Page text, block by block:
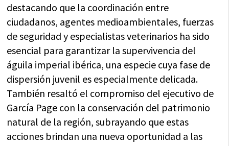
destacando que la coordinación entre
ciudadanos, agentes medioambientales, fuerzas
de seguridad y especialistas veterinarios ha sido
esencial para garantizar la supervivencia del
águila imperial ibérica, una especie cuya fase de
dispersión juvenil es especialmente delicada.
También resaltó el compromiso del ejecutivo de
García Page con la conservación del patrimonio
natural de la región, subrayando que estas
acciones brindan una nueva oportunidad a las